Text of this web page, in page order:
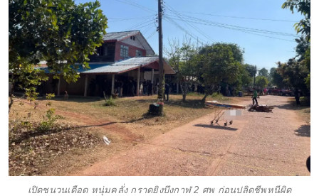
เปิดชนวนเดือด หนุ่มคลั่ง กราดยิงบึงกาฬ 2 ศพ ก่อนปลิดชีพหนีผิด